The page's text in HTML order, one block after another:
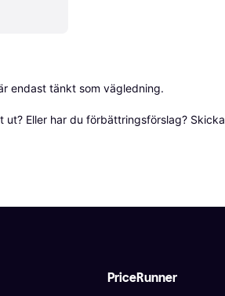
endast tänkt som vägledning.
Eller har du förbättringsförslag? Skicka
PriceRunner